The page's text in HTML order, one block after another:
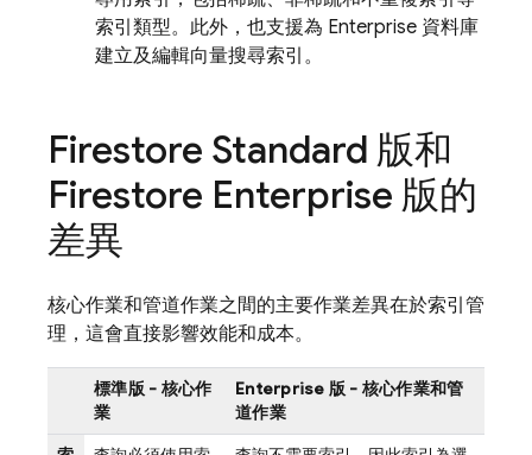
索引類型。此外，也支援為 Enterprise 資料庫
建立及編輯向量搜尋索引。
Firestore Standard 版和
Firestore Enterprise 版的
差異
核心作業和管道作業之間的主要作業差異在於索引管
理，這會直接影響效能和成本。
標準版 - 核心作
業
Enterprise 版 - 核心作業和管
道作業